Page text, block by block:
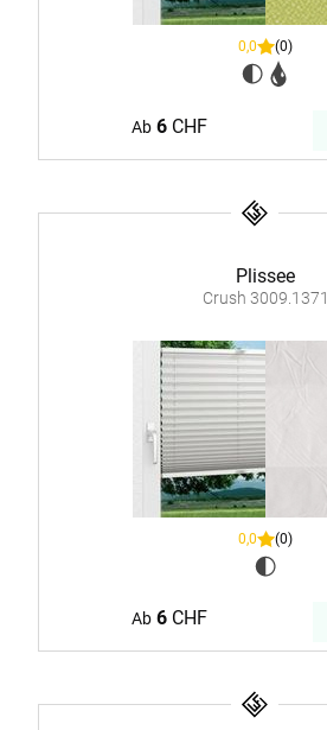
0,0 (0)
Ab 6CHF
Plissee
Crush 3009.1371
0,0 (0)
Ab 6CHF